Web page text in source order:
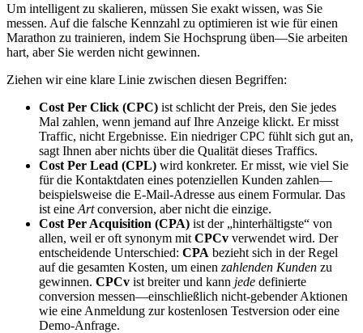
Um intelligent zu skalieren, müssen Sie exakt wissen, was Sie
messen. Auf die falsche Kennzahl zu optimieren ist wie für einen
Marathon zu trainieren, indem Sie Hochsprung üben—Sie arbeiten
hart, aber Sie werden nicht gewinnen.
Ziehen wir eine klare Linie zwischen diesen Begriffen:
Cost Per Click (CPC) ist schlicht der Preis, den Sie jedes
Mal zahlen, wenn jemand auf Ihre Anzeige klickt. Er misst
Traffic, nicht Ergebnisse. Ein niedriger CPC fühlt sich gut an,
sagt Ihnen aber nichts über die Qualität dieses Traffics.
Cost Per Lead (CPL) wird konkreter. Er misst, wie viel Sie
für die Kontaktdaten eines potenziellen Kunden zahlen—
beispielsweise die E-Mail-Adresse aus einem Formular. Das
ist eine Artconversion, aber nicht die einzige.
Cost Per Acquisition (CPA) ist der „hinterhältigste“ von
allen, weil er oft synonym mit CPCv verwendet wird. Der
entscheidende Unterschied: CPA bezieht sich in der Regel
auf die gesamten Kosten, um einen zahlenden Kunden zu
gewinnen. CPCv ist breiter und kann jede definierte
conversion messen—einschließlich nicht-gebender Aktionen
wie eine Anmeldung zur kostenlosen Testversion oder eine
Demo-Anfrage.